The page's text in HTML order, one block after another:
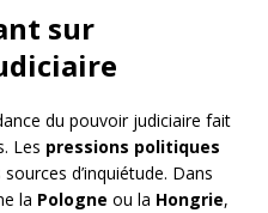
sur
du pouvoir judiciaire fait
Les pressions politiques
d’inquiétude. Dans
la Pologne ou la Hongrie,